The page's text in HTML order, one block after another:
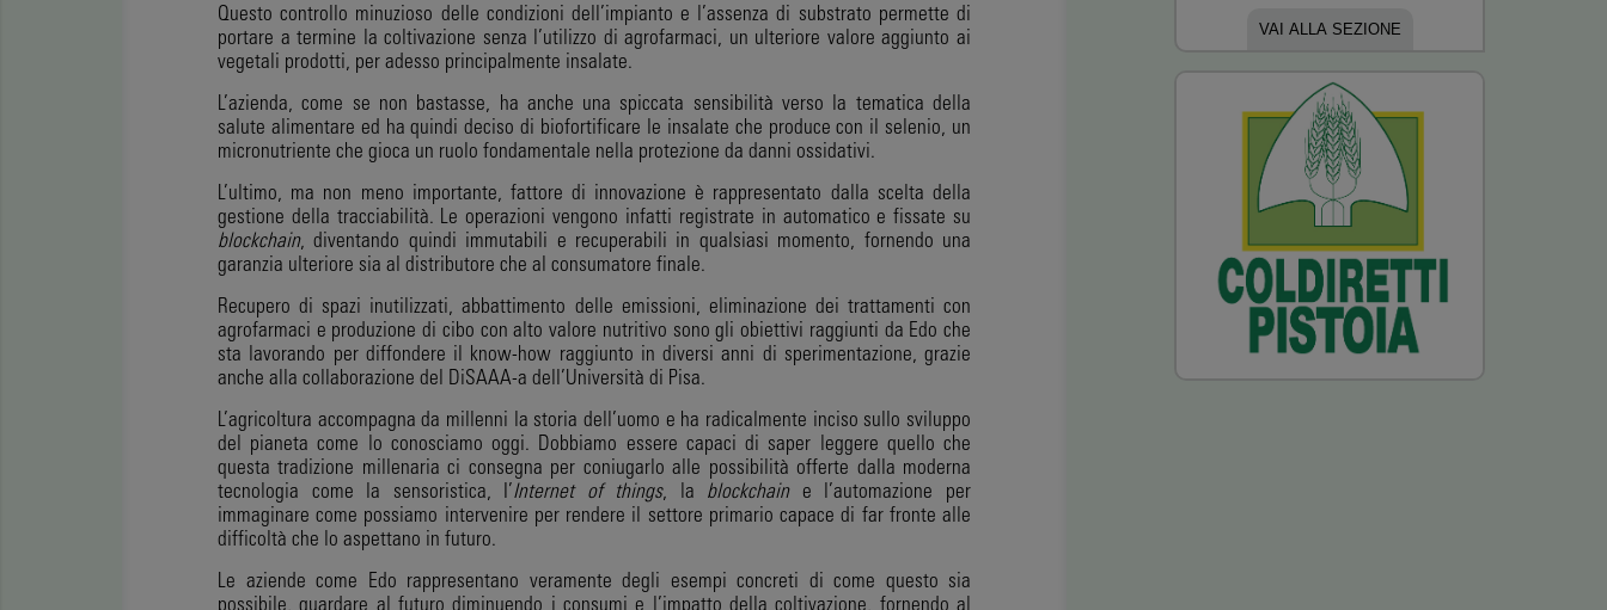
Questo controllo minuzioso delle condizioni dell’impianto e l’assenza di substrato permette di
portare a termine la coltivazione senza l’utilizzo di agrofarmaci, un ulteriore valore aggiunto ai
vegetali prodotti, per adesso principalmente insalate.
L’azienda, come se non bastasse, ha anche una spiccata sensibilità verso la tematica della
salute alimentare ed ha quindi deciso di biofortificare le insalate che produce con il selenio, un
micronutriente che gioca un ruolo fondamentale nella protezione da danni ossidativi.
L’ultimo, ma non meno importante, fattore di innovazione è rappresentato dalla scelta della
gestione della tracciabilità. Le operazioni vengono infatti registrate in automatico e fissate su
blockchain, diventando quindi immutabili e recuperabili in qualsiasi momento, fornendo una
garanzia ulteriore sia al distributore che al consumatore finale.
Recupero di spazi inutilizzati, abbattimento delle emissioni, eliminazione dei trattamenti con
agrofarmaci e produzione di cibo con alto valore nutritivo sono gli obiettivi raggiunti da Edo che
sta lavorando per diffondere il know-how raggiunto in diversi anni di sperimentazione, grazie
anche alla collaborazione del DiSAAA-a dell’Università di Pisa.
L’agricoltura accompagna da millenni la storia dell’uomo e ha radicalmente inciso sullo sviluppo
del pianeta come lo conosciamo oggi. Dobbiamo essere capaci di saper leggere quello che
questa tradizione millenaria ci consegna per coniugarlo alle possibilità offerte dalla moderna
tecnologia come la sensoristica, I’Internet of things, la blockchaine l’automazione per
immaginare come possiamo intervenire per rendere il settore primario capace di far fronte alle
difficoltà che lo aspettano in futuro.
Le aziende come Edo rappresentano veramente degli esempi concreti di come questo sia
possibile, guardare al futuro diminuendo i consumi e l’impatto della coltivazione, fornendo al
VAI ALLA SEZIONE